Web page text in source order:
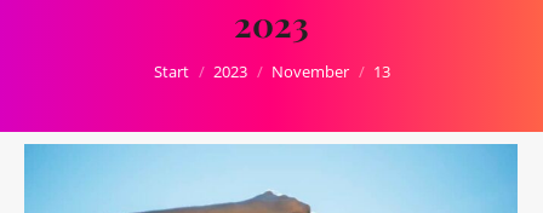
2023
Sie befinden sich hier:
Start 2023 November 13